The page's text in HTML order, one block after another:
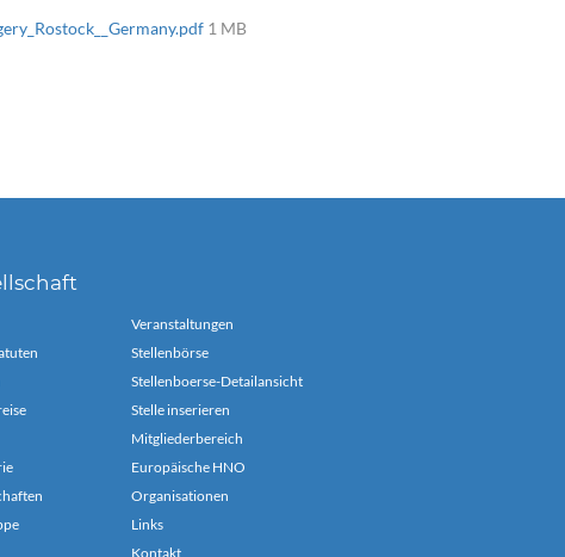
1 MB
Veranstaltungen
Stellenbörse
Stellenboerse-Detailansicht
Stelle inserieren
Mitgliederbereich
Europäische HNO
Organisationen
Links
Kontakt